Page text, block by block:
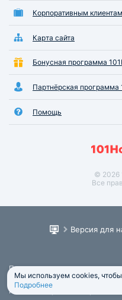
Корпоративным клиентам
Карта сайта
Бонусная программа
Партнёрская программа
Помощь
© 2026
Все
Версия для
Пользовательское соглашение
Юридическая информация
Политика обработки
Мы используем cookies,
Подробнее